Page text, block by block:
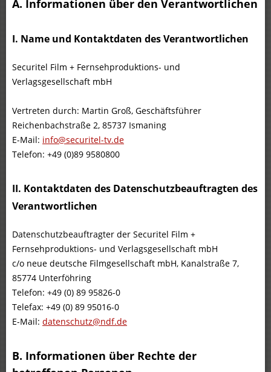
A. Informationen über den Verantwortlichen
I. Name und Kontaktdaten des Verantwortlichen
Securitel Film + Fernsehproduktions- und
Verlagsgesellschaft mbH
Vertreten durch: Martin Groß, Geschäftsführer
Reichenbachstraße 2, 85737 Ismaning
E-Mail: info@securitel-tv.de
Telefon: +49 (0)89 9580800
II. Kontaktdaten des Datenschutzbeauftragten des
Verantwortlichen
Datenschutzbeauftragter der Securitel Film +
Fernsehproduktions- und Verlagsgesellschaft mbH
c/o neue deutsche Filmgesellschaft mbH, Kanalstraße 7,
85774 Unterföhring
Telefon: +49 (0) 89 95826-0
Telefax: +49 (0) 89 95016-0
E-Mail: datenschutz@ndf.de
B. Informationen über Rechte der